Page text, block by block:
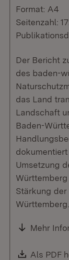
Format: A4
Seitenzahl:
Der Bericht
des baden-
das Land
Landschaft
Baden-
Umsetzung
Stärkung
Württemberg.
Mehr
Als PDF